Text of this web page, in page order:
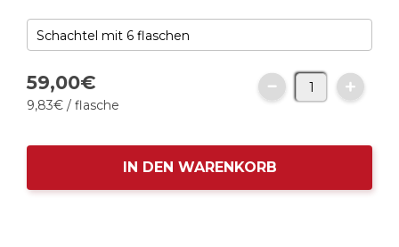
59,00€
9,83€ / flasche
IN DEN WARENKORB